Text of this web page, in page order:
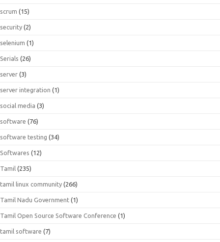
scrum (15)
security (2)
selenium (1)
Serials (26)
server (3)
server integration (1)
social media (3)
software (76)
software testing (34)
Softwares (12)
Tamil (235)
tamil linux community (266)
Tamil Nadu Government (1)
Tamil Open Source Software Conference (1)
tamil software (7)